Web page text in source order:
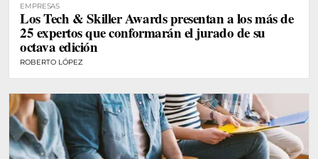
EMPRESAS
Los Tech & Skiller Awards presentan a los más de
25 expertos que conformarán el jurado de su
octava edición
ROBERTO LÓPEZ